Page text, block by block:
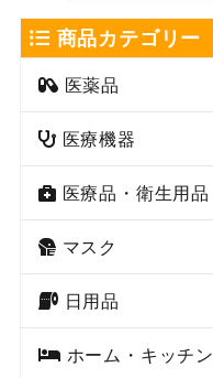
商品カテゴリー
医薬品
医療機器
医療品・衛生用品
マスク
日用品
ホーム・キッチン